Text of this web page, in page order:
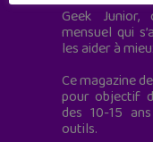
Geek Junior,
mensuel qui
les aider à
Ce magazine
pour objectif
des 10-15
outils.